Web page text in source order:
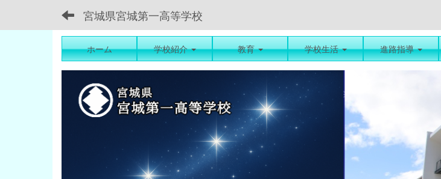
宮城県宮城第一高等学校
ホーム 学校紹介 教育 学校生活 進路指導